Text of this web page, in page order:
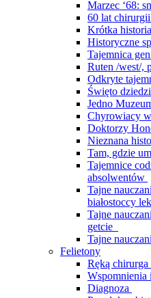
Marzec ‘68:
60 lat
Krótka
Historyczne
Tajemnica
Ruten /west/,
Odkryte
Święto
Jedno
Chyrowiacy
Doktorzy
Nieznana
Tam, gdzie
Tajemnice
absolwentów
Tajne
białostoccy
Tajne
getcie
Tajne
Felietony
Ręką chirurga
Wspomnienia
Diagnoza